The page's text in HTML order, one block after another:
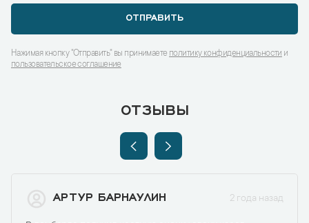
ОТПРАВИТЬ
Нажимая кнопку "Отправить" вы принимаете политику конфиденциальности и
пользовательское соглашение
ОТЗЫВЫ
АРТУР БАРНАУЛИН 2 года назад